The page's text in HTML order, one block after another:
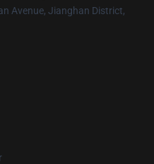
Avenue, Jianghan District,